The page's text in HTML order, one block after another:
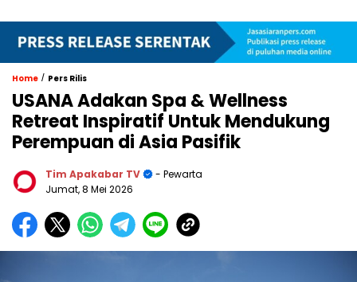
Home / Pers Rilis
USANA Adakan Spa & Wellness
Retreat Inspiratif Untuk Mendukung
Perempuan di Asia Pasifik
Tim Apakabar TV
- Pewarta
Jumat, 8 Mei 2026